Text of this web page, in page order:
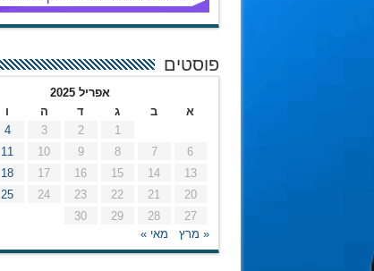
פוסטים
אפריל 2025
א
ב ג ד ה ו
1
2
3
4
6
7
8
9
10
11
13
14
15
16
17
18
20
21
22
23
24
25
27
28
29
30
« מרץ
מאי »